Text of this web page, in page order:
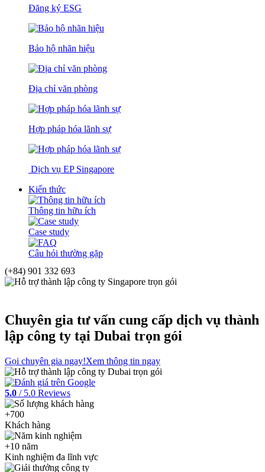
Đăng ký ESG
Bảo hộ nhãn hiệu
Địa chỉ văn phòng
Hợp pháp hóa lãnh sự
Dịch vụ EP Singapore
Kiến thức
Thông tin hữu ích
Case study
Câu hỏi thường gặp
(+84) 901 332 693
Chuyên gia tư vấn cung cấp dịch vụ thành
lập công ty tại Dubai trọn gói
Gọi chuyên gia ngay!Xem thông tin ngay
5.0 / 5.0 Reviews
+700
Khách hàng
+10 năm
Kinh nghiệm đa lĩnh vực